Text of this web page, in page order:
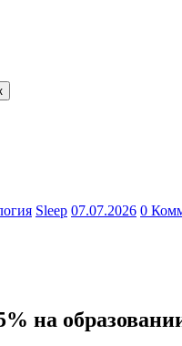
Sleep 07.07.2026 0
на